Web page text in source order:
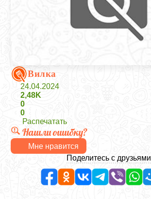
Вилка
24.04.2024
2,48K
0
0
Распечатать
Нашли ошибку?
Мне нравится
Поделитесь с друзьями